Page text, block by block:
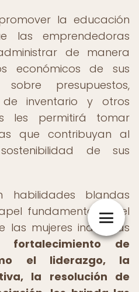
la educación
las emprendedoras
de manera
económicos de sus
sobre presupuestos,
de inventario y otros
les permitirá tomar
que contribuyan al
de sus
habilidades blandas
fundamental en el
las mujeres indígenas
fortalecimiento de
el liderazgo, la
la resolución de